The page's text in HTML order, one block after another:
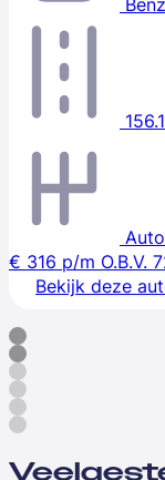
€ 316 p/m O.B.V.
Bekijk deze